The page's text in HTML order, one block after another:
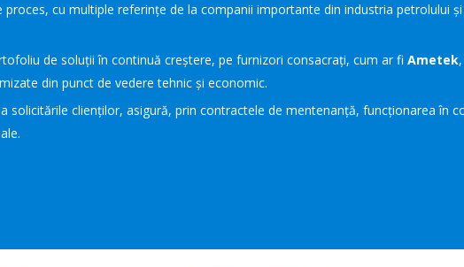
cu multiple referințe de la companii importante din industria petrolului
de soluții în continuă creștere, pe furnizori consacrați, cum ar fi Ametek,
din punct de vedere tehnic și economic.
clienților, asigură, prin contractele de mentenanță, funcționarea în